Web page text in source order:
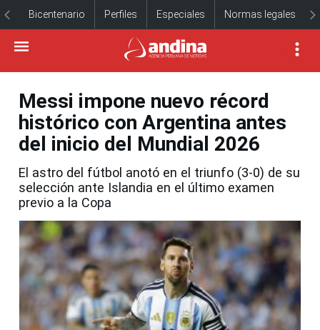
Bicentenario Perfiles Especiales Normas legales
Messi impone nuevo récord
histórico con Argentina antes
del inicio del Mundial 2026
El astro del fútbol anotó en el triunfo (3-0) de su
selección ante Islandia en el último examen
previo a la Copa